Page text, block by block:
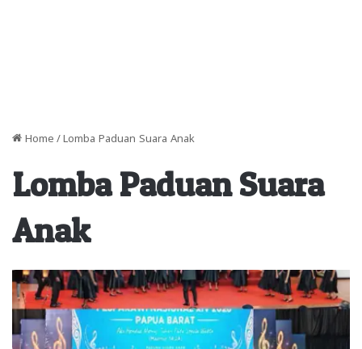
Home / Lomba Paduan Suara Anak
Lomba Paduan Suara
Anak